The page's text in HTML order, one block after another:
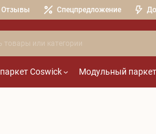
Отзывы Спецпредложение
Coswick Модульный